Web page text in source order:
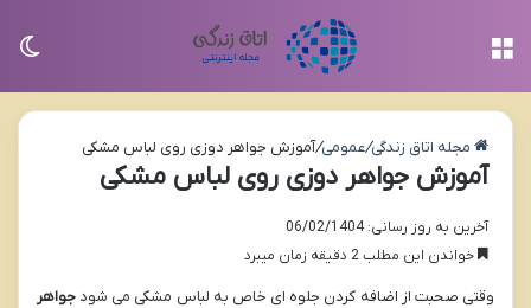
مجله اتاق زندگی/عمومی/آموزش جواهر دوزی روی لباس مشکی
آموزش جواهر دوزی روی لباس مشکی
آخرین به روز رسانی: 06/02/1404
خواندن این مطلب 2 دقیقه زمان میبرد
وقتی صحبت از اضافه کردن جلوه ای خاص به لباس مشکی می شود جواهر